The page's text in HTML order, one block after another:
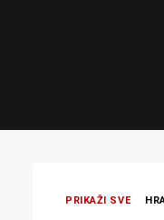
PRIKAŽI SVE